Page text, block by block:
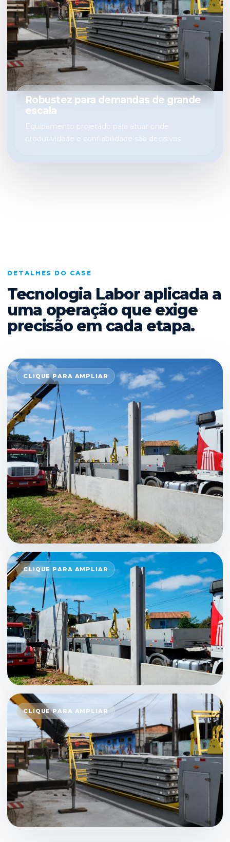
Robustez para demandas de grande
escala
Equipamento projetado para atuar onde
produtividade e confiabilidade são decisivas.
DETALHES DO CASE
Tecnologia Labor aplicada a
uma operação que exige
precisão em cada etapa.
CLIQUE PARA AMPLIAR
CLIQUE PARA AMPLIAR
CLIQUE PARA AMPLIAR